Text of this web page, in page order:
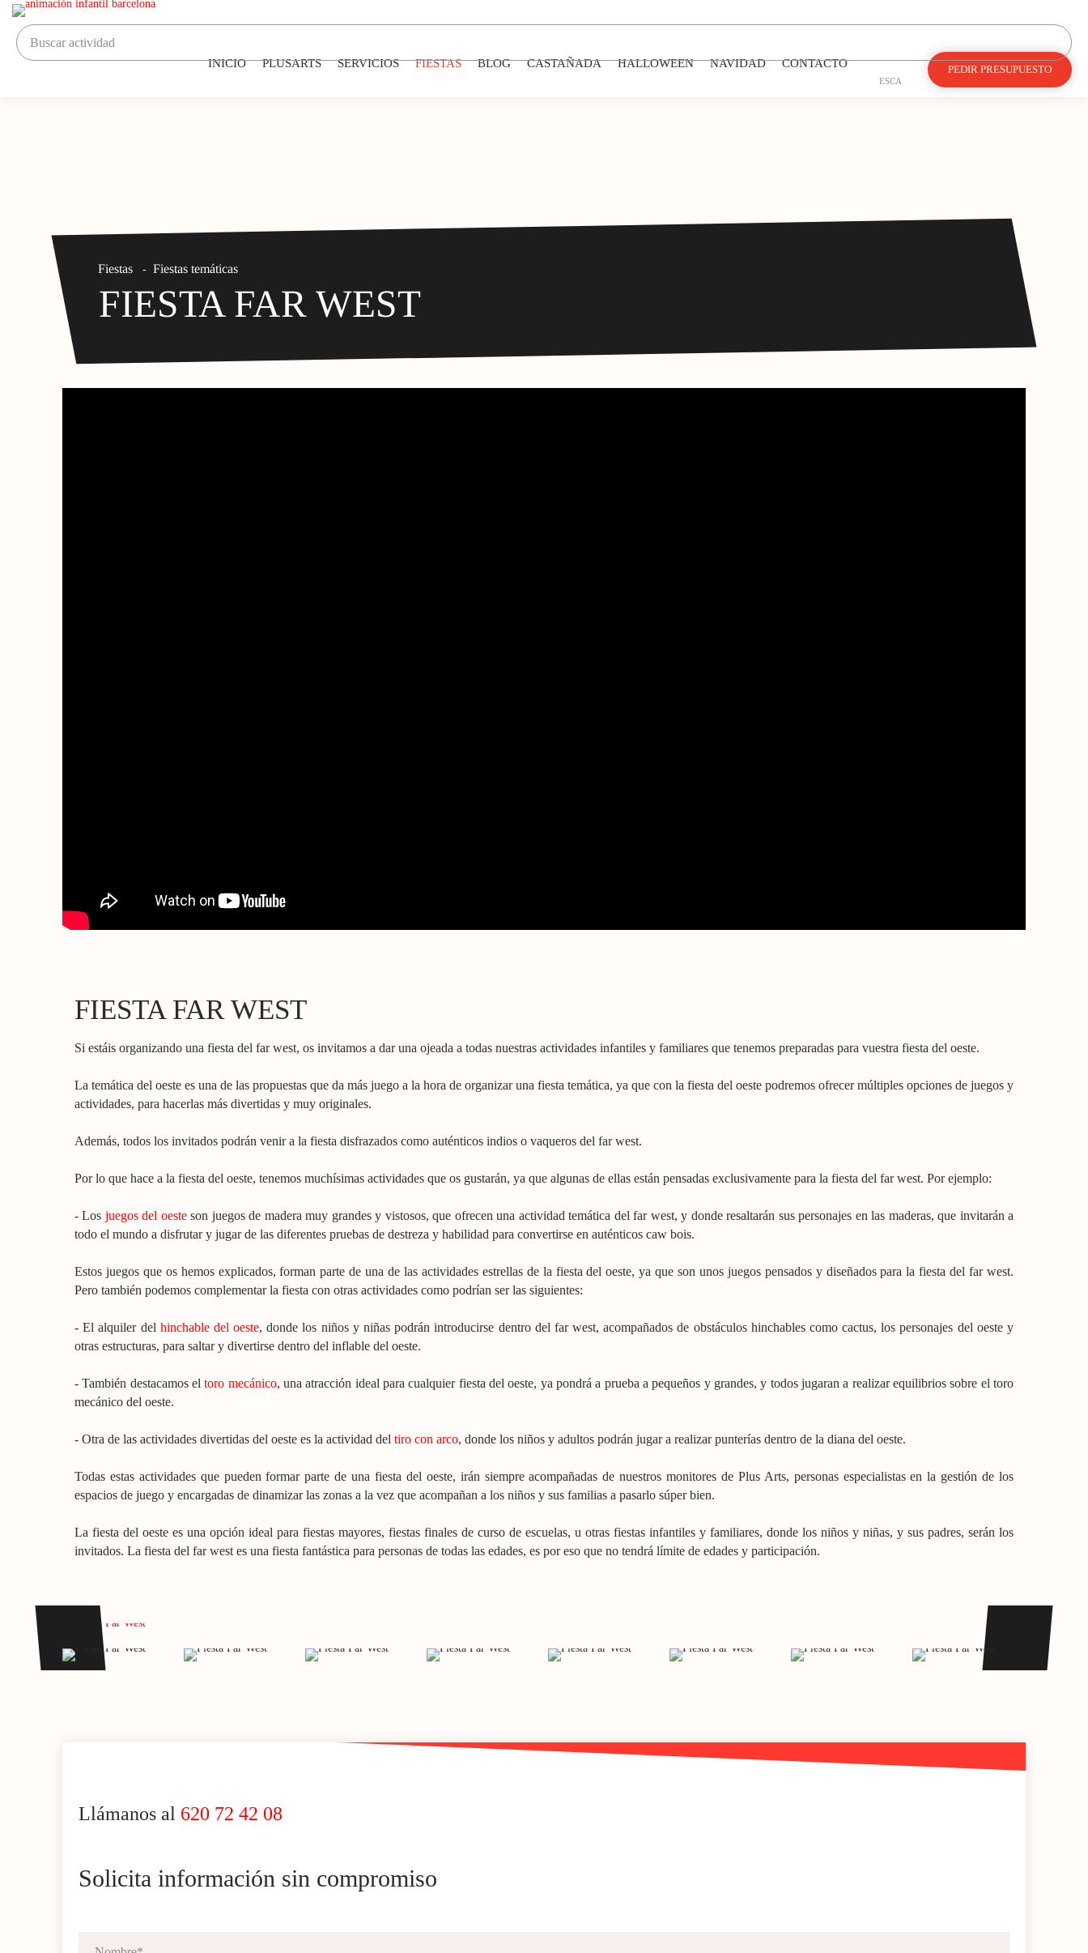
ESCA
PEDIR PRESUPUESTO
INICIO PLUSARTS SERVICIOS FIESTAS BLOG CASTAÑADA HALLOWEEN NAVIDAD CONTACTO
Fiestas - Fiestas temáticas
FIESTA FAR WEST
FIESTA FAR WEST
Si estáis organizando una fiesta del far west, os invitamos a dar una ojeada a todas nuestras actividades infantiles y familiares que tenemos preparadas para vuestra fiesta del oeste.
La temática del oeste es una de las propuestas que da más juego a la hora de organizar una fiesta temática, ya que con la fiesta del oeste podremos ofrecer múltiples opciones de juegos y
actividades, para hacerlas más divertidas y muy originales.
Además, todos los invitados podrán venir a la fiesta disfrazados como auténticos indios o vaqueros del far west.
Por lo que hace a la fiesta del oeste, tenemos muchísimas actividades que os gustarán, ya que algunas de ellas están pensadas exclusivamente para la fiesta del far west. Por ejemplo:
- Los juegos del oesteson juegos de madera muy grandes y vistosos, que ofrecen una actividad temática del far west, y donde resaltarán sus personajes en las maderas, que invitarán a
todo el mundo a disfrutar y jugar de las diferentes pruebas de destreza y habilidad para convertirse en auténticos caw bois.
Estos juegos que os hemos explicados, forman parte de una de las actividades estrellas de la fiesta del oeste, ya que son unos juegos pensados y diseñados para la fiesta del far west.
Pero también podemos complementar la fiesta con otras actividades como podrían ser las siguientes:
- El alquiler del hinchable del oeste, donde los niños y niñas podrán introducirse dentro del far west, acompañados de obstáculos hinchables como cactus, los personajes del oeste y
otras estructuras, para saltar y divertirse dentro del inflable del oeste.
- También destacamos eltoro mecánico, una atracción ideal para cualquier fiesta del oeste, ya pondrá a prueba a pequeños y grandes, y todos jugaran a realizar equilibrios sobre el toro
mecánico del oeste.
- Otra de las actividades divertidas del oeste es la actividad del tiro con arco, donde los niños y adultos podrán jugar a realizar punterías dentro de la diana del oeste.
Todas estas actividades que pueden formar parte de una fiesta del oeste, irán siempre acompañadas de nuestros monitores de Plus Arts, personas especialistas en la gestión de los
espacios de juego y encargadas de dinamizar las zonas a la vez que acompañan a los niños y sus familias a pasarlo súper bien.
La fiesta del oeste es una opción ideal para fiestas mayores, fiestas finales de curso de escuelas, u otras fiestas infantiles y familiares, donde los niños y niñas, y sus padres, serán los
invitados. La fiesta del far west es una fiesta fantástica para personas de todas las edades, es por eso que no tendrá límite de edades y participación.
Llámanos al 620 72 42 08
Solicita información sin compromiso